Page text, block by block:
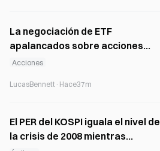
La negociación de ETF
apalancados sobre acciones
individuales en Corea del Sur se
de las normas de depósito
Acciones
LucasBennett · Hace37m
El PER del KOSPI iguala el nivel de
la crisis de 2008 mientras